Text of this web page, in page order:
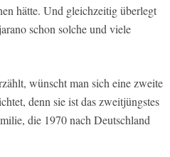
hätte. Und gleichzeitig überlegt
schon solche und viele
wünscht man sich eine zweite
denn sie ist das zweitjüngstes
die 1970 nach Deutschland